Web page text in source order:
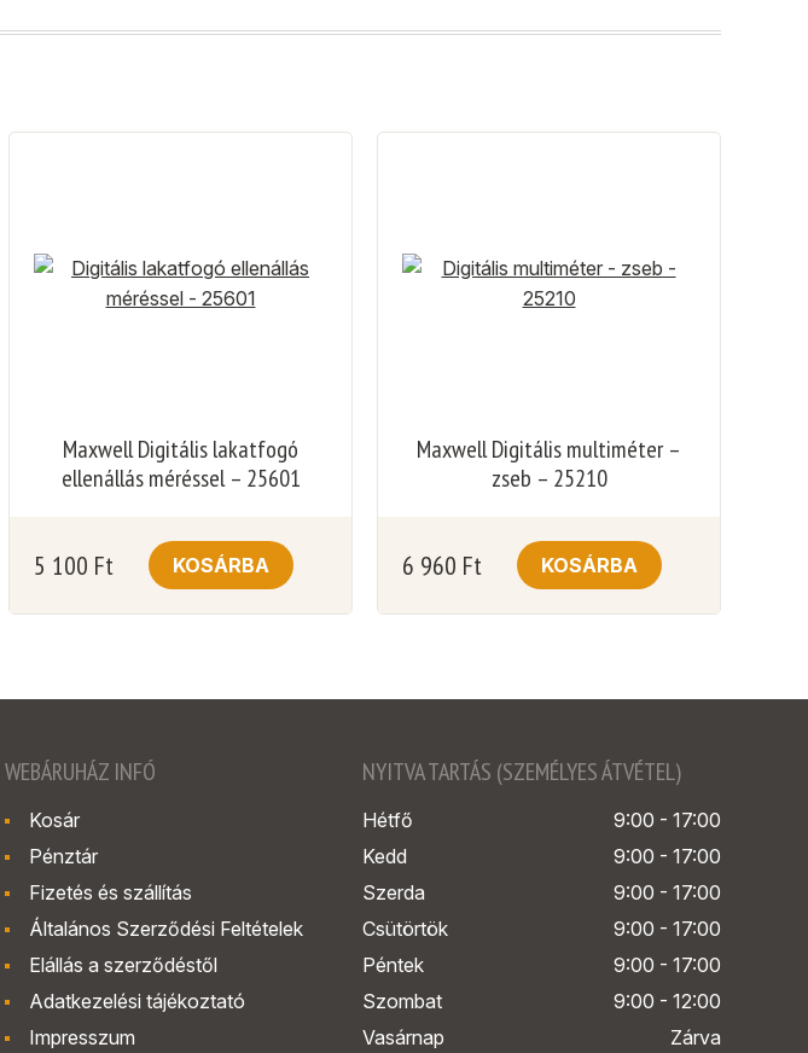
Maxwell Digitális lakatfogó
ellenállás méréssel – 25601
5 100 Ft KOSÁRBA
Maxwell Digitális multiméter –
zseb – 25210
6 960 Ft KOSÁRBA
WEBÁRUHÁZ INFÓ
Kosár
Pénztár
Fizetés és szállítás
Általános Szerződési Feltételek
Elállás a szerződéstől
Adatkezelési tájékoztató
Impresszum
NYITVA TARTÁS (SZEMÉLYES ÁTVÉTEL)
Hétfő
9:00 - 17:00
Kedd
9:00 - 17:00
Szerda
9:00 - 17:00
Csütörtök
9:00 - 17:00
Péntek
9:00 - 17:00
Szombat
9:00 - 12:00
Vasárnap
Zárva